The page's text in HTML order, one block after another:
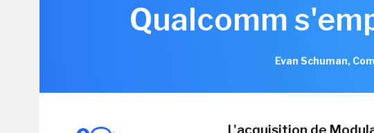
Qualcomm
Evan Schuman,